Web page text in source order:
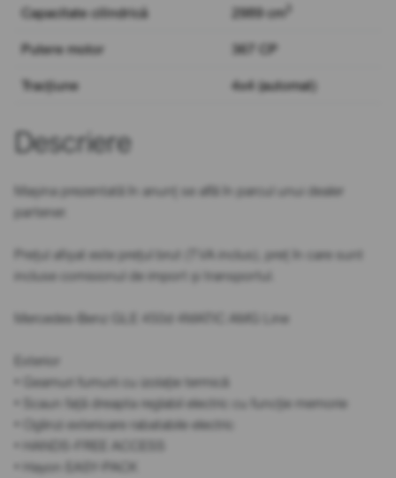
Capacitate cilindrică 2989 cm
Putere motor 367 CP
Tracțiune 4x4 (automat)
Descriere
Mașina prezentată în anunț se află în parcul unui dealer
partener.
Prețul afișat este prețul brut (TVA inclus), preț în care sunt
incluse comisionul de import și transportul.
Mercedes-Benz GLE 450d 4MATIC AMG Line
Exterior
• Geamuri fumurii cu izolație termică
• Scaun față dreapta reglabil electric cu funcție memorie
• Oglinzi exterioare rabatabile electric
• HANDS-FREE ACCESS
• Hayon EASY-PACK